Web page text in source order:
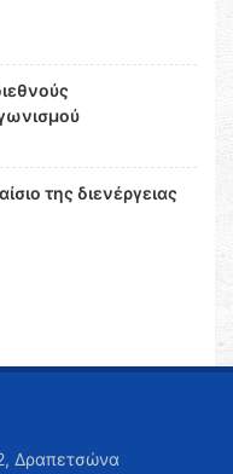
της διενέργειας
Δραπετσώνα